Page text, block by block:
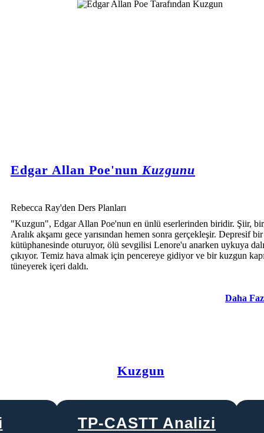
Edgar Allan Poe'nun Kuzgunu
Rebecca Ray'den Ders Planları
"Kuzgun", Edgar Allan Poe'nun en ünlü eserlerinden biridir. Şiir, bir
Aralık akşamı gece yarısından hemen sonra gerçekleşir. Depresif
kütüphanesinde oturuyor, ölü sevgilisi Lenore'u anarken uykuya
çıkıyor. Temiz hava almak için pencereye gidiyor ve bir kuzgun
tüneyerek içeri daldı.
Daha
Kuzgun
TP-CASTT Analizi